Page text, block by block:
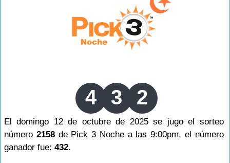
4 3 2
El domingo 12 de octubre de 2025 se jugo el sorteo
número 2158de Pick 3 Noche a las 9:00pm, el número
ganador fue: 432.